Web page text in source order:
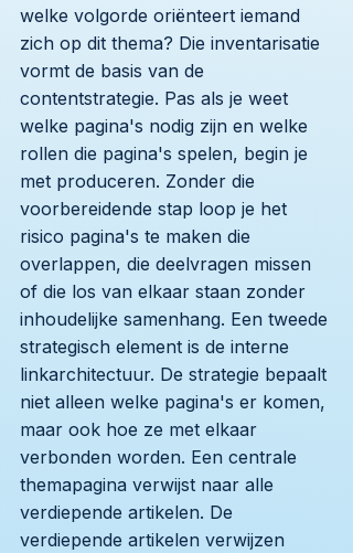
welke volgorde oriënteert iemand
zich op dit thema? Die inventarisatie
vormt de basis van de
contentstrategie. Pas als je weet
welke pagina's nodig zijn en welke
rollen die pagina's spelen, begin je
met produceren. Zonder die
voorbereidende stap loop je het
risico pagina's te maken die
overlappen, die deelvragen missen
of die los van elkaar staan zonder
inhoudelijke samenhang. Een tweede
strategisch element is de interne
linkarchitectuur. De strategie bepaalt
niet alleen welke pagina's er komen,
maar ook hoe ze met elkaar
verbonden worden. Een centrale
themapagina verwijst naar alle
verdiepende artikelen. De
verdiepende artikelen verwijzen